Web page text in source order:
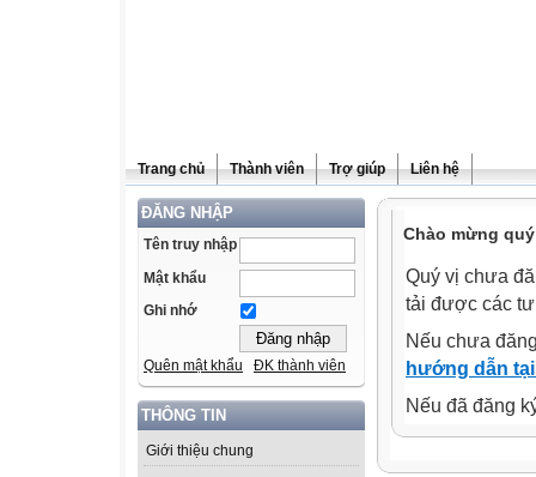
Trang chủ Thành viên Trợ giúp Liên hệ
ĐĂNG NHẬP
Tên truy nhập
Mật khẩu
Ghi nhớ
Quên mật khẩu ĐK thành viên
THÔNG TIN
Giới thiệu chung
Chào mừng
Quý vị chưa
tải được các
Nếu chưa
hướng dẫn
Nếu đã đăng